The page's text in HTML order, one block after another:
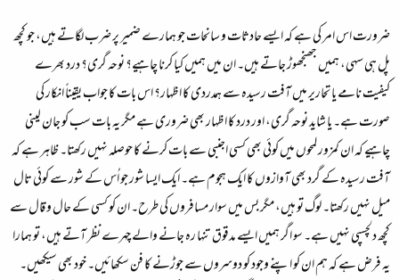
ضرورت اس امر کی ہے کہ ایسے حادثات و سانحات جو ہمارے ضمیر پر ضرب لگاتے ہیں، جو کچھ
پل ہی سہی، ہمیں جھنجھوڑ جاتے ہیں۔ ان میں ہمیں کیا کرنا چاہیے؟ نوحہ گری؟ درد بھرے
کیفیت نامے یا تحاریر میں آفت رسیدہ سے ہمدردی کا اظہار؟ اس بات کا جواب یقیناً انکار کی
صورت ہے۔ یا شاید نوحہ گری، اور درد کا اظہار بھی ضروری ہے مگر یہ بات سب کو جان لینی
چاہیے کہ ان کمزور لمحوں میں کوئی بھی کسی اجنبی سے بات کرنے کا حوصلہ نہیں رکھتا۔ ظاہر ہے کہ
آفت رسیدہ کے گرد بھی آوازوں کا ایک ہجوم ہے۔ ایک ایسا شور جو اُس کے شور سے کوئی تال
میل نہیں رکھتا۔ لوگ تو ہیں، مگر بس میں سوار مسافروں کی طرح۔ ان کو کسی کے حال و قال سے
کچھ دلچسپی نہیں ہے۔ سو اگر ہمیں ایسے مدقوق تنہا رہ جانے والے چہرے نظر آتے ہیں، تو ہمارا
یہ فرض ہے کہ ہم ان کو اپنے وجود کو دوسروں سے جوڑنے کا فن سکھائیں۔ خود بھی سیکھیں۔